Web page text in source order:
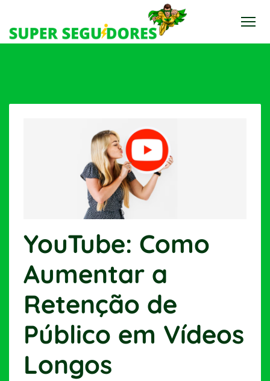
YouTube: Como
Aumentar a
Retenção de
Público em Vídeos
Longos